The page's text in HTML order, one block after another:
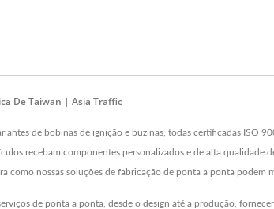
De Taiwan | Asia Traffic
de bobinas de ignição e buzinas, todas certificadas ISO
recebam componentes personalizados e de alta
como nossas soluções de fabricação de ponta a ponta podem
de ponta a ponta, desde o design até a produção,